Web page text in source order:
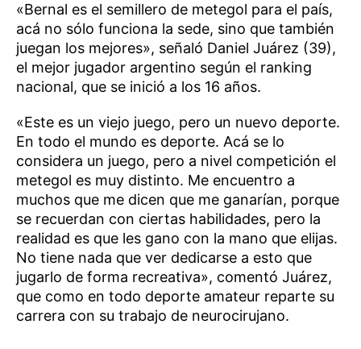
«Bernal es el semillero de metegol para el país,
acá no sólo funciona la sede, sino que también
juegan los mejores», señaló Daniel Juárez (39),
el mejor jugador argentino según el ranking
nacional, que se inició a los 16 años.
«Este es un viejo juego, pero un nuevo deporte.
En todo el mundo es deporte. Acá se lo
considera un juego, pero a nivel competición el
metegol es muy distinto. Me encuentro a
muchos que me dicen que me ganarían, porque
se recuerdan con ciertas habilidades, pero la
realidad es que les gano con la mano que elijas.
No tiene nada que ver dedicarse a esto que
jugarlo de forma recreativa», comentó Juárez,
que como en todo deporte amateur reparte su
carrera con su trabajo de neurocirujano.